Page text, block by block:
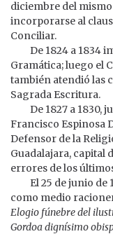
diciembre del
incorporarse al
Conciliar.
De 1824 a 1834
Gramática; luego el
también atendió las
Sagrada Escritura.
De 1827 a 1830,
Francisco Espinosa
Defensor de la
Guadalajara, capital
errores de los
El 25 de junio de
como medio
Elogio fúnebre del
Gordoa dignísimo